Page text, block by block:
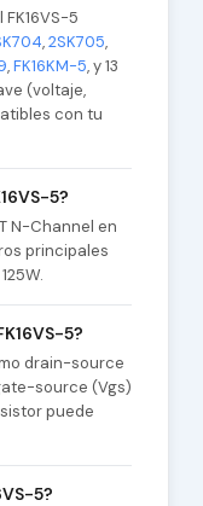
5
,2SK705,
,FK16KM-5, y 13
(voltaje,
con tu
5?
N-Channel en
principales
5?
drain-source
source (Vgs)
puede
5?